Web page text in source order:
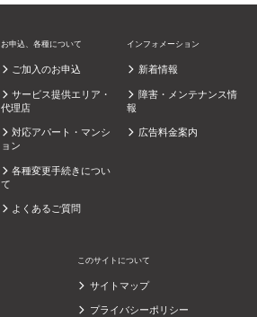
お申込、各種について
ご加入のお申込
サービス提供エリア・
代理店
対応アパート・マンシ
ョン
各種変更手続きについ
て
よくあるご質問
インフォメーション
新着情報
障害・メンテナンス情
報
広告料金案内
このサイトについて
サイトマップ
プライバシーポリシー